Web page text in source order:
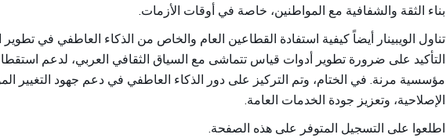
بناء الثقة والشفافية مع المواطنين، خاصة في أوقات الأزمات.
تناول الويبينار أيضاً كيفية استفادة القطاعين العام والخاص من الذكاء العاطفي في تطوير
التأكيد على ضرورة تطوير أدوات قياس تتماشى مع السياق الثقافي العربي، لدعم
مؤسسية مرنة. في الختام، وتم التركيز على دور الذكاء العاطفي في دعم جهود التغيير
الإصلاحية، وتعزيز جودة الخدمات العامة.
اطلعوا على التسجيل المتوفر على هذه الصفحة.